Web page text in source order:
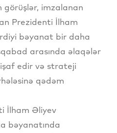
görüşlər, imzalanan
Prezidenti İlham
bəyanat bir daha
arasında əlaqələr
edir və strateji
qədəm
İlham Əliyev
bəyanatında